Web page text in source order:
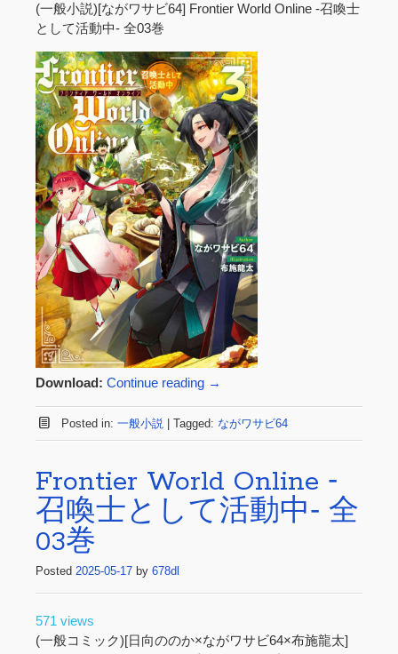
(一般小説)[ながワサビ64] Frontier World Online ‐召喚士
として活動中‐ 全03巻
Download: Continue reading →
Posted in: 一般小説 Tagged: ながワサビ64
Frontier World Online ‐
召喚士として活動中‐ 全
03巻
Posted 2025-05-17 by 678dl
571 views
(一般コミック)[日向ののか×ながワサビ64×布施龍太]